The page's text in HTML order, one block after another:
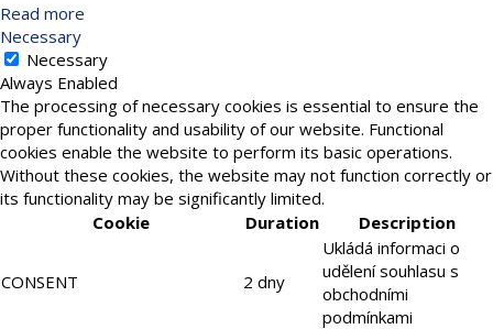
Read more
Necessary
Necessary
Always Enabled
The processing of necessary cookies is essential to ensure the
proper functionality and usability of our website. Functional
cookies enable the website to perform its basic operations.
Without these cookies, the website may not function correctly or
its functionality may be significantly limited.
Cookie
Duration Description
CONSENT 2 dny
Ukládá informaci o
udělení souhlasu s
obchodními
podmínkami